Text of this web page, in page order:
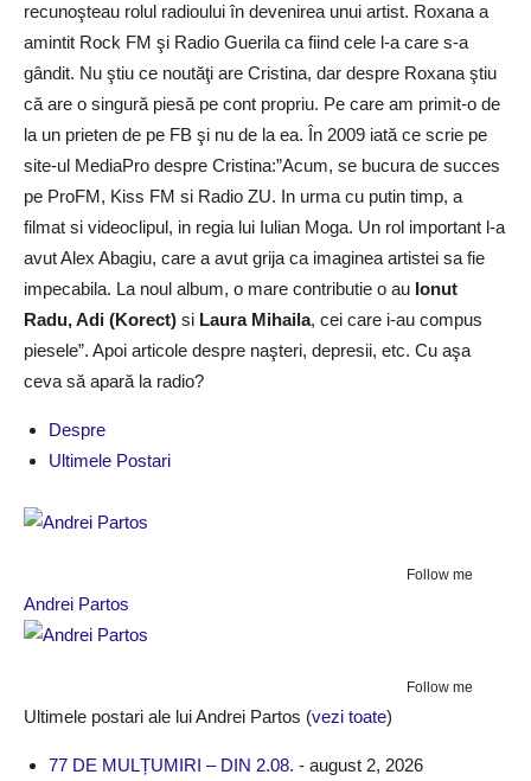
recunoşteau rolul radioului în devenirea unui artist. Roxana a
amintit Rock FM şi Radio Guerila ca fiind cele l-a care s-a
gândit. Nu ştiu ce noutăţi are Cristina, dar despre Roxana ştiu
că are o singură piesă pe cont propriu. Pe care am primit-o de
la un prieten de pe FB şi nu de la ea. În 2009 iată ce scrie pe
site-ul MediaPro despre Cristina:”Acum, se bucura de succes
pe ProFM, Kiss FM si Radio ZU. In urma cu putin timp, a
filmat si videoclipul, in regia lui Iulian Moga. Un rol important l-a
avut Alex Abagiu, care a avut grija ca imaginea artistei sa fie
impecabila. La noul album, o mare contributie o au Ionut
Radu, Adi (Korect) si Laura Mihaila, cei care i-au compus
piesele”. Apoi articole despre naşteri, depresii, etc. Cu aşa
ceva să apară la radio?
Despre
Ultimele Postari
Follow me
Andrei Partos
Follow me
Ultimele postari ale lui Andrei Partos (vezi toate)
77 DE MULȚUMIRI – DIN 2.08. - august 2, 2026